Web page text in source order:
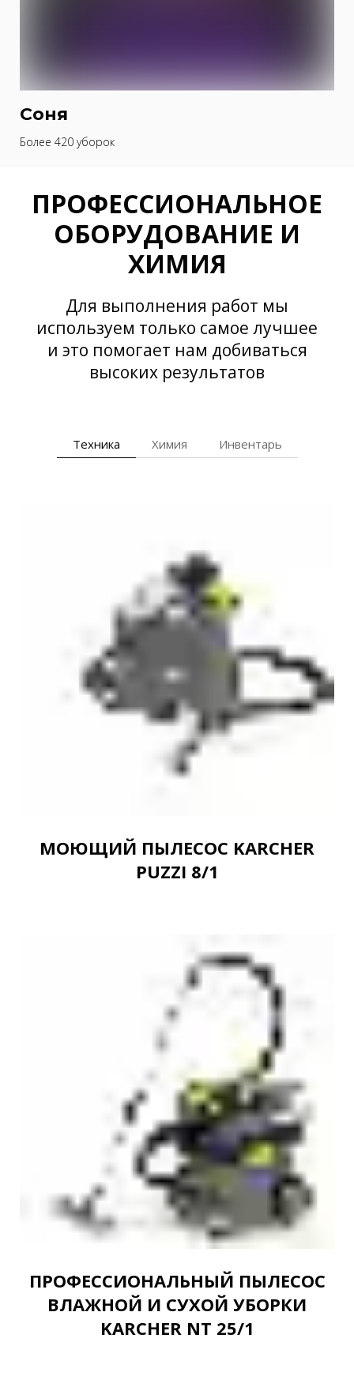
Соня
Более 420 уборок
ПРОФЕССИОНАЛЬНОЕ
ОБОРУДОВАНИЕ И
ХИМИЯ
Для выполнения работ мы
используем только самое лучшее
и это помогает нам добиваться
высоких результатов
Техника Химия Инвентарь
МОЮЩИЙ ПЫЛЕСОС KARCHER
PUZZI 8/1
ПРОФЕССИОНАЛЬНЫЙ ПЫЛЕСОС
ВЛАЖНОЙ И СУХОЙ УБОРКИ
KARCHER NT 25/1